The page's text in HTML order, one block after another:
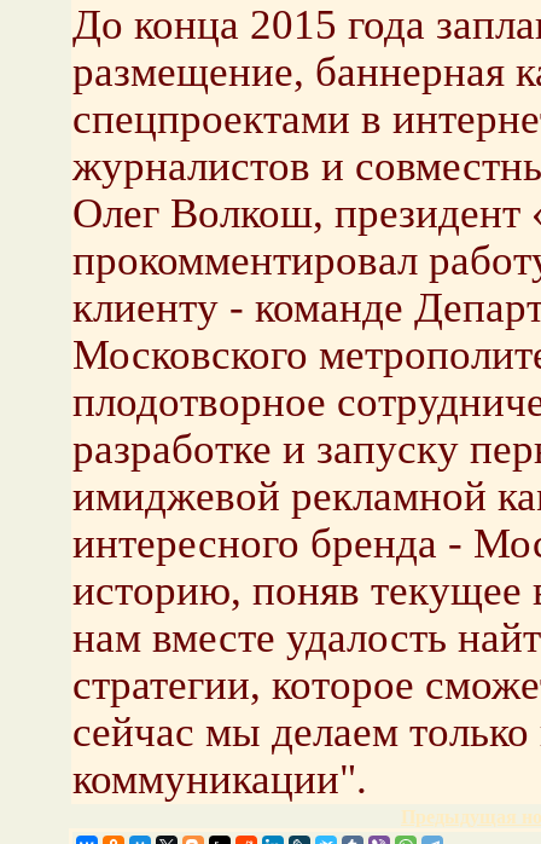
До конца 2015 года
размещение, баннерная
спецпроектами в
журналистов и
Олег Волкош,
прокомментировал
клиенту - команде
Московского
плодотворное
разработке и запуску
имиджевой рекламной
интересного бренда -
историю, поняв текущее
нам вместе удалость
стратегии, которое
сейчас мы делаем
коммуникации".
Предыдущая